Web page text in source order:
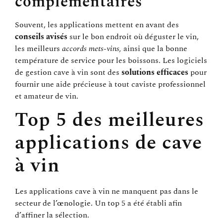
Souvent, les applications mettent en avant des
conseils avisés sur le bon endroit où déguster le vin,
les meilleurs accords mets-vins, ainsi que la bonne
température de service pour les boissons. Les logiciels
de gestion cave à vin sont des solutions efficaces pour
fournir une aide précieuse à tout caviste professionnel
et amateur de vin.
Top 5 des meilleures
applications de cave
à vin
Les applications cave à vin ne manquent pas dans le
secteur de l’œnologie. Un top 5 a été établi afin
d’affiner la sélection.